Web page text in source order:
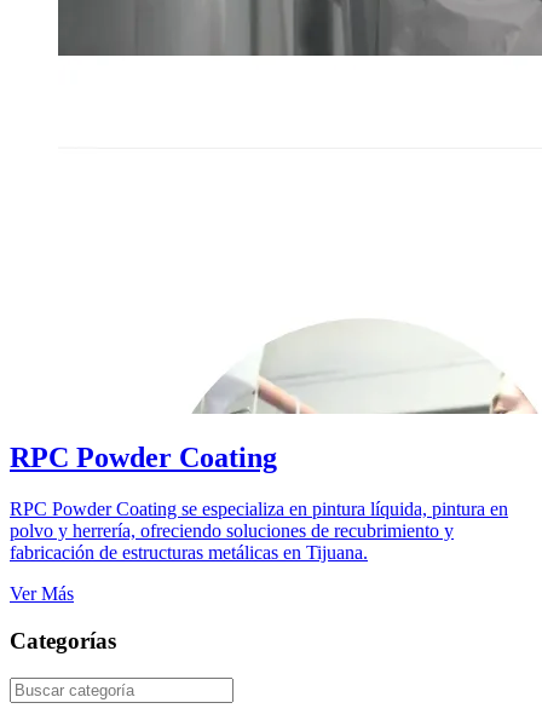
RPC Powder Coating
RPC Powder Coating se especializa en pintura líquida, pintura en
polvo y herrería, ofreciendo soluciones de recubrimiento y
fabricación de estructuras metálicas en Tijuana.
Ver Más
Categorías